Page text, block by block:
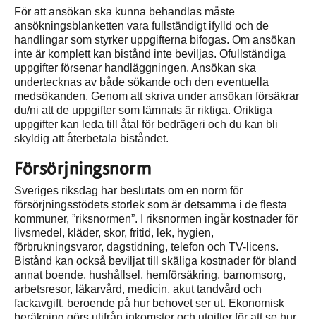
För att ansökan ska kunna behandlas måste
ansökningsblanketten vara fullständigt ifylld och de
handlingar som styrker uppgifterna bifogas. Om ansökan
inte är komplett kan bistånd inte beviljas. Ofullständiga
uppgifter försenar handläggningen. Ansökan ska
undertecknas av både sökande och den eventuella
medsökanden. Genom att skriva under ansökan försäkrar
du/ni att de uppgifter som lämnats är riktiga. Oriktiga
uppgifter kan leda till åtal för bedrägeri och du kan bli
skyldig att återbetala biståndet.
Försörjningsnorm
Sveriges riksdag har beslutats om en norm för
försörjningsstödets storlek som är detsamma i de flesta
kommuner, ”riksnormen”. I riksnormen ingår kostnader för
livsmedel, kläder, skor, fritid, lek, hygien,
förbrukningsvaror, dagstidning, telefon och TV-licens.
Bistånd kan också beviljat till skäliga kostnader för bland
annat boende, hushållsel, hemförsäkring, barnomsorg,
arbetsresor, läkarvård, medicin, akut tandvård och
fackavgift, beroende på hur behovet ser ut. Ekonomisk